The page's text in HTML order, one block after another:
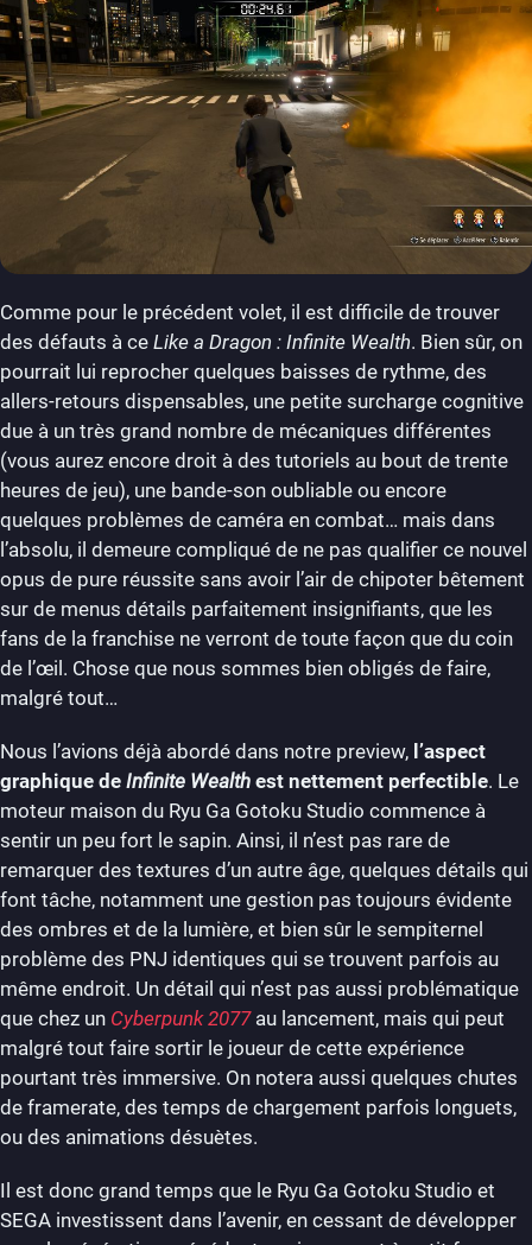
Comme pour le précédent volet, il est difficile de trouver
des défauts à ce Like a Dragon : Infinite Wealth. Bien sûr, on
pourrait lui reprocher quelques baisses de rythme, des
allers-retours dispensables, une petite surcharge cognitive
due à un très grand nombre de mécaniques différentes
(vous aurez encore droit à des tutoriels au bout de trente
heures de jeu), une bande-son oubliable ou encore
quelques problèmes de caméra en combat… mais dans
l’absolu, il demeure compliqué de ne pas qualifier ce nouvel
opus de pure réussite sans avoir l’air de chipoter bêtement
sur de menus détails parfaitement insignifiants, que les
fans de la franchise ne verront de toute façon que du coin
de l’œil. Chose que nous sommes bien obligés de faire,
malgré tout…
Nous l’avions déjà abordé dans notre preview, l’aspect
graphique de Infinite Wealth est nettement perfectible. Le
moteur maison du Ryu Ga Gotoku Studio commence à
sentir un peu fort le sapin. Ainsi, il n’est pas rare de
remarquer des textures d’un autre âge, quelques détails qui
font tâche, notamment une gestion pas toujours évidente
des ombres et de la lumière, et bien sûr le sempiternel
problème des PNJ identiques qui se trouvent parfois au
même endroit. Un détail qui n’est pas aussi problématique
que chez un Cyberpunk 2077au lancement, mais qui peut
malgré tout faire sortir le joueur de cette expérience
pourtant très immersive. On notera aussi quelques chutes
de framerate, des temps de chargement parfois longuets,
ou des animations désuètes.
Il est donc grand temps que le Ryu Ga Gotoku Studio et
SEGA investissent dans l’avenir, en cessant de développer